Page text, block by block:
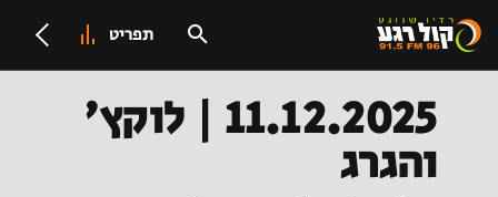
תפריט
11.12.2025 | לוקץ'
והגרג